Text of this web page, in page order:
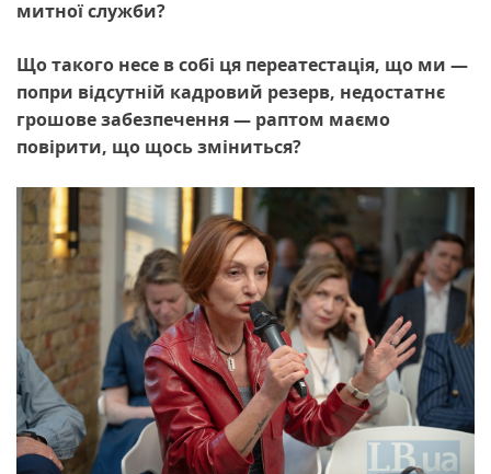
митної служби?
Що такого несе в собі ця переатестація, що ми —
попри відсутній кадровий резерв, недостатнє
грошове забезпечення — раптом маємо
повірити, що щось зміниться?